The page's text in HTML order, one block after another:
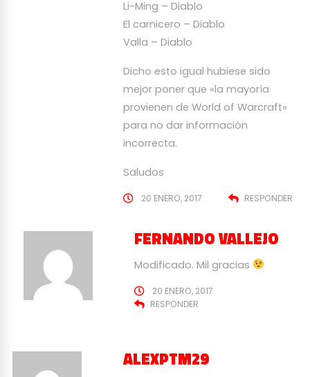
Li-Ming – Diablo
El carnicero – Diablo
Valla – Diablo
Dicho esto igual hubiese sido
mejor poner que «la mayoría
provienen de World of Warcraft»
para no dar información
incorrecta.
Saludos
20 ENERO, 2017 RESPONDER
FERNANDO VALLEJO
Modificado. Mil gracias
20 ENERO, 2017
RESPONDER
ALEXPTM29